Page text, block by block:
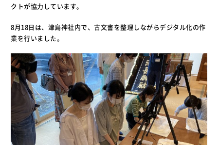
クトが協力しています。
8月18日は、津島神社内で、古文書を整理しながらデジタル化の作
業を行いました。